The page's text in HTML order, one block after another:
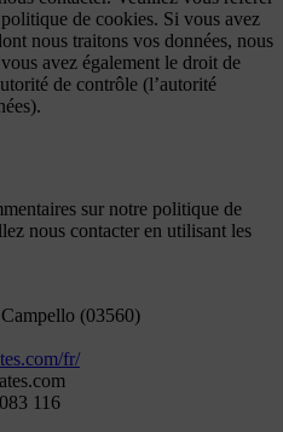
de cookies. Si vous avez
nous traitons vos données, nous
avez également le droit de
de contrôle (l’autorité
sur notre politique de
nous contacter en utilisant les
(03560)
fr/
116